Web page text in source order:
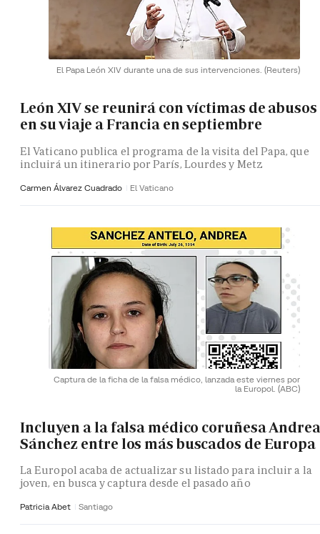
El Papa León XIV durante una de sus intervenciones. (Reuters)
León XIV se reunirá con víctimas de abusos
en su viaje a Francia en septiembre
El Vaticano publica el programa de la visita del Papa, que
incluirá un itinerario por París, Lourdes y Metz
Carmen Álvarez Cuadrado El Vaticano
Captura de la ficha de la falsa médico, lanzada este viernes por
la Europol. (ABC)
Incluyen a la falsa médico coruñesa Andrea
Sánchez entre los más buscados de Europa
La Europol acaba de actualizar su listado para incluir a la
joven, en busca y captura desde el pasado año
Patricia Abet Santiago